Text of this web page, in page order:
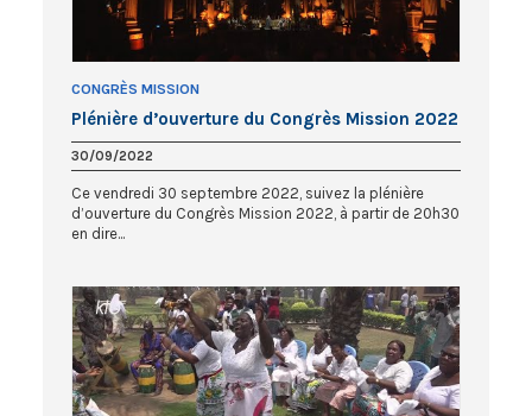
CONGRÈS MISSION
Plénière d’ouverture du Congrès Mission 2022
30/09/2022
Ce vendredi 30 septembre 2022, suivez la plénière
d’ouverture du Congrès Mission 2022, à partir de 20h30
en dire...